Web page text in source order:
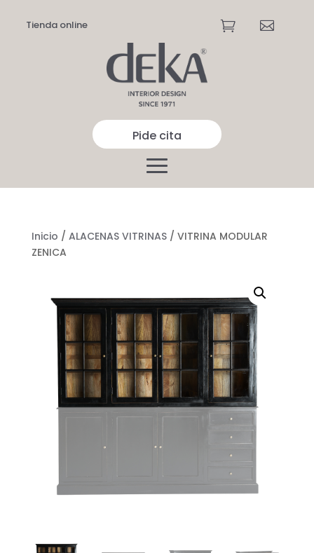
Tienda online  
Pide cita
Inicio / ALACENAS VITRINAS/ VITRINA MODULAR
ZENICA